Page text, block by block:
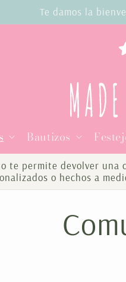
gratis en compras
Bautizos
te permite devolver
o hechos a
C